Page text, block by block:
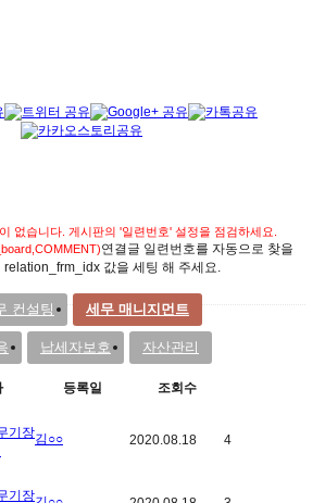
없습니다. 게시판의 '일련번호' 설정을 점검하세요.
연결글 일련번호를 자동으로 찾을
relation_frm_idx 값을 세팅 해 주세요.
컨설팅 세무 매니지먼트
납세자보호 자산관리
등록일 조회수
기장김○○ 2020.08.18 4
기장